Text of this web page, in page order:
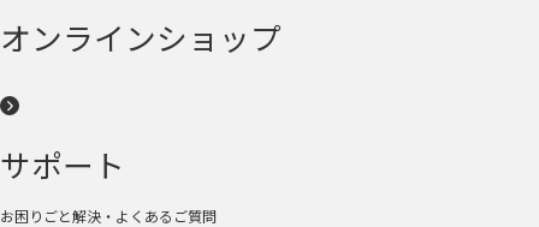
オンラインショップ
サポート
お困りごと解決・よくあるご質問